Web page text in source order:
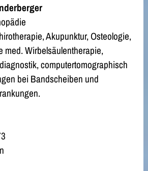
Akupunktur, Osteologie,
med. Wirbelsäulentherapie,
computertomographisch
bei Bandscheiben und